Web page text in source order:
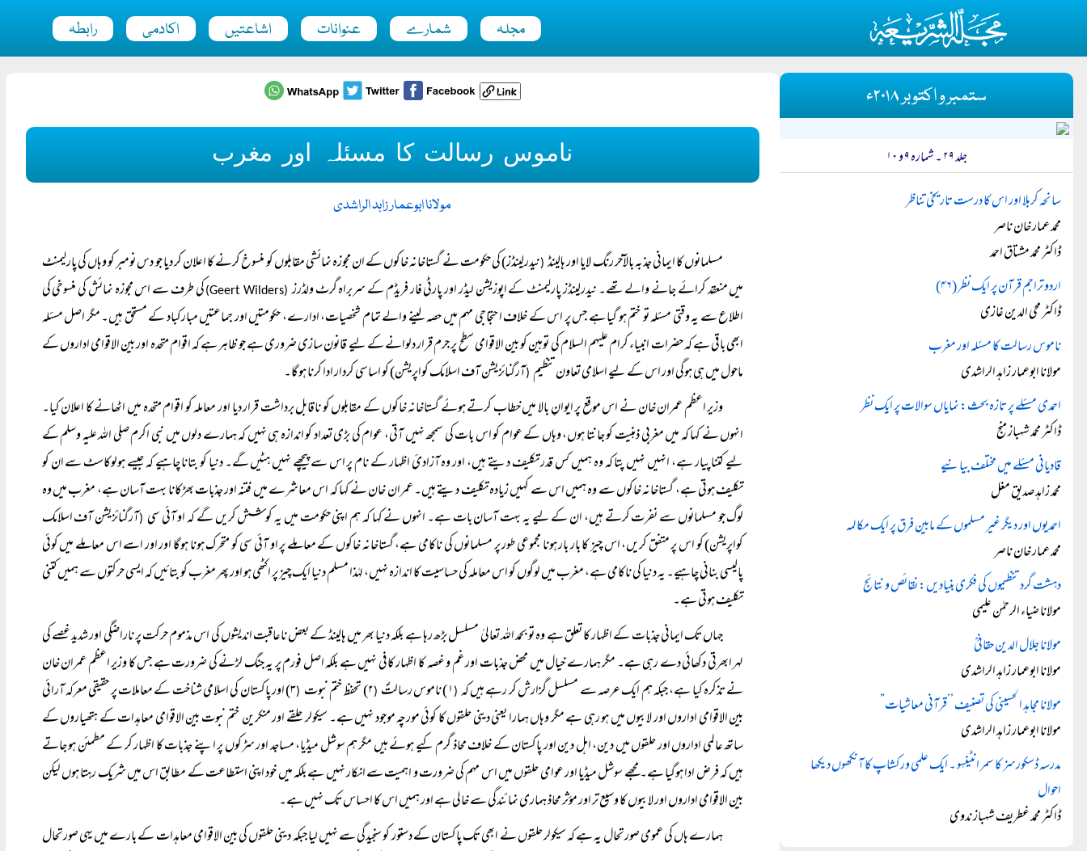
مجلہ شمارے عنوانات اشاعتیں اکادمی رابطہ
ناموس رسالت کا مسئلہ اور مغرب
مولانا ابوعمار زاہد الراشدی
مسلمانوں کا ایمانی جذبہ بالآخر رنگ لایا اور ہالینڈ(نیدرلینڈز) کی حکومت نے گستاخانہ خاکوں کے ان مجوزہ نمائشی مقابلوں کو منسوخ کرنے کا اعلان کر دیا جو دس نومبر کو وہاں کی پارلیمنٹ
میں منعقد کرائے جانے والے تھے۔ نیدرلینڈز پارلیمنٹ کے اپوزیشن لیڈر اور پارٹی فار فریڈم کے سربراہ گرٹ ولڈرز(Geert Wilders)
کی طرف سے اس مجوزہ نمائش کی منسوخی کی
اطلاع سے یہ وقتی مسئلہ تو ختم ہو گیا ہے جس پر اس کے خلاف احتجاجی مہم میں حصہ لینے والے تمام شخصیات، ادارے، حکومتیں اور جماعتیں مبارکباد کے مستحق ہیں۔ مگر اصل مسئلہ
ابھی باقی ہے کہ حضرات انبیاء کرام علیہم السلام کی توہین کو بین الاقوامی سطح پر جرم قرار دلوانے کے لیے قانون سازی ضروری ہے جو ظاہر ہے کہ اقوام متحدہ اور بین الاقوامی اداروں کے
ماحول میں ہی ہوگی اور اس کے لیے اسلامی تعاون تنظیم (آرگنائزیشن آف اسلامک کواپریشن) کو اساسی کردار ادا کرنا ہوگا۔
وزیر اعظم عمران خان نے اس موقع پر ایوانِ بالا میں خطاب کرتے ہوئے گستاخانہ خاکوں کے مقابلوں کو ناقابل برداشت قرار دیا اور معاملہ کو اقوام متحدہ میں اٹھانے کا اعلان کیا۔
انہوں نے کہا کہ میں مغربی ذہنیت کو جانتا ہوں، وہاں کے عوام کو اس بات کی سمجھ نہیں آتی، عوام کی بڑی تعداد کو اندازہ ہی نہیں کہ ہمارے دلوں میں نبی اکرم صلی اللہ علیہ وسلم کے
لیے کتنا پیار ہے، انہیں نہیں پتا کہ وہ ہمیں کس قدر تکلیف دیتے ہیں، اور وہ آزادیٔ اظہار کے نام پر اس سے پیچھے نہیں ہٹیں گے۔ دنیا کو بتانا چاہیے کہ جیسے ہولوکاسٹ سے ان کو
تکلیف ہوتی ہے، گستاخانہ خاکوں سے وہ ہمیں اس سے کہیں زیادہ تکلیف دیتے ہیں۔ عمران خان نے کہا کہ اس معاشرے میں فتنہ اور جذبات بھڑکانا بہت آسان ہے، مغرب میں وہ
لوگ جو مسلمانوں سے نفرت کرتے ہیں، ان کے لیے یہ بہت آسان بات ہے۔ انہوں نے کہا کہ ہم اپنی حکومت میں یہ کوشش کریں گے کہ او آئی سی (آرگنائزیشن آف اسلامک
کواپریشن) کو اس پر متفق کریں، اس چیز کا بار بار ہونا مجموعی طور پر مسلمانوں کی ناکامی ہے، گستاخانہ خاکوں کے معاملے پر او آئی سی کو متحرک ہونا ہوگا اور اور اسے اس معاملے میں کوئی
پالیسی بنانی چاہیے۔ یہ دنیا کی ناکامی ہے، مغرب میں لوگوں کو اس معاملہ کی حساسیت کا اندازہ نہیں، لہٰذا مسلم دنیا ایک چیز پر اکٹھی ہو اور پھر مغرب کو بتائیں کہ ایسی حرکتوں سے ہمیں کتنی
تکلیف ہوتی ہے۔
جہاں تک ایمانی جذبات کے اظہار کا تعلق ہے وہ تو بحمد اللہ تعالیٰ مسلسل بڑھ رہا ہے بلکہ دنیا بھر میں ہالینڈ کے بعض ناعاقبت اندیشوں کی اس مذموم حرکت پر ناراضگی اور شدید غصے کی
لہر ابھرتی دکھائی دے رہی ہے۔ مگر ہمارے خیال میں محض جذبات اور غم و غصہ کا اظہار کافی نہیں ہے بلکہ اصل فورم پر یہ جنگ لڑنے کی ضرورت ہے جس کا وزیر اعظم عمران خان
نے تذکرہ کیا ہے، جبکہ ہم ایک عرصہ سے مسلسل گزارش کر رہے ہیں کہ ( ۱) ناموس رسالتؐ (۲) تحفظ ختم نبوت ( ۳) اور پاکستان کی اسلامی شناخت کے معاملات پر حقیقی معرکہ آرائی
بین الاقوامی اداروں اور لابیوں میں ہو رہی ہے مگر وہاں ہمارا یعنی دینی حلقوں کا کوئی مورچہ موجود نہیں ہے۔ سیکولر حلقے اور منکرین ختم نبوت بین الاقوامی معاہدات کے ہتھیاروں کے
ساتھ عالمی اداروں اور حلقوں میں دین، اہل دین اور پاکستان کے خلاف محاذ گرم کیے ہوئے ہیں مگر ہم سوشل میڈیا، مساجد اور سڑکوں پر اپنے جذبات کا اظہار کر کے مطمئن ہو جاتے
ہیں کہ فرض ادا ہوگیا ہے۔ مجھے سوشل میڈیا اور عوامی حلقوں میں اس مہم کی ضرورت و اہمیت سے انکار نہیں ہے بلکہ میں خود اپنی استطاعت کے مطابق اس میں شریک رہتا ہوں لیکن
بین الاقوامی اداروں اور لابیوں کا وسیع تر اور مؤثر محاذ ہماری نمائندگی سے خالی ہے اور ہمیں اس کا احساس تک نہیں ہے۔
ہمارے ہاں کی عمومی صورتحال یہ ہے کہ سیکولر حلقوں نے ابھی تک پاکستان کے دستور کو سنجیدگی سے نہیں لیا جبکہ دینی حلقوں کی بین الاقوامی معاہدات کے بارے میں یہی صورتحال
ستمبر و اکتوبر ۲۰۱۸ء
جلد ۲۹ ۔ شمارہ ۹ و ۱۰
سانحہ کربلا اور اس کا درست تاریخی تناظر
محمد عمار خان ناصر
ڈاکٹر محمد مشتاق احمد
اردو تراجم قرآن پر ایک نظر (۴۶)
ڈاکٹر محی الدین غازی
ناموس رسالت کا مسئلہ اور مغرب
مولانا ابوعمار زاہد الراشدی
احمدی مسئلے پر تازہ بحث: نمایاں سوالات پر ایک نظر
ڈاکٹر محمد شہباز منج
قادیانی مسئلے میں مختلف بیانیے
محمد زاہد صدیق مغل
احمدیوں اور دیگر غیر مسلموں کے مابین فرق پر ایک مکالمہ
محمد عمار خان ناصر
دہشت گرد تنظیموں کی فکری بنیادیں: نقائص و نتائج
مولانا ضیاء الرحمٰن علیمی
مولانا جلال الدین حقانیؒ
مولانا ابوعمار زاہد الراشدی
مولانا مجاہد الحسینی کی تصنیف ’’قرآنی معاشیات”
مولانا ابوعمار زاہد الراشدی
مدرسہ ڈسکورسز کا سمر انٹینسِو ۔ ایک علمی ورکشاپ کا آنکھوں دیکھا
احوال
ڈاکٹر محمد غطریف شہباز ندوی